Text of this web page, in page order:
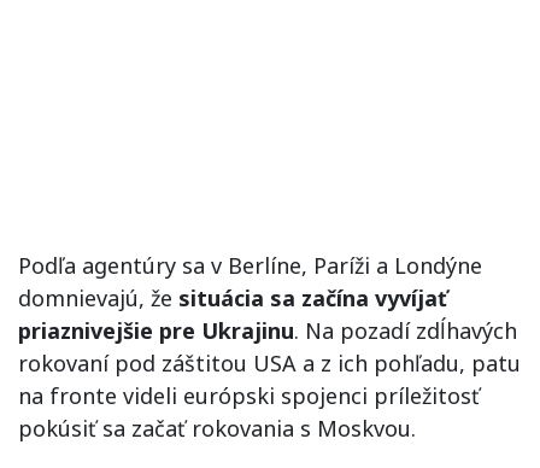
Podľa agentúry sa v Berlíne, Paríži a Londýne
domnievajú, že situácia sa začína vyvíjať
priaznivejšie pre Ukrajinu. Na pozadí zdĺhavých
rokovaní pod záštitou USA a z ich pohľadu, patu
na fronte videli európski spojenci príležitosť
pokúsiť sa začať rokovania s Moskvou.